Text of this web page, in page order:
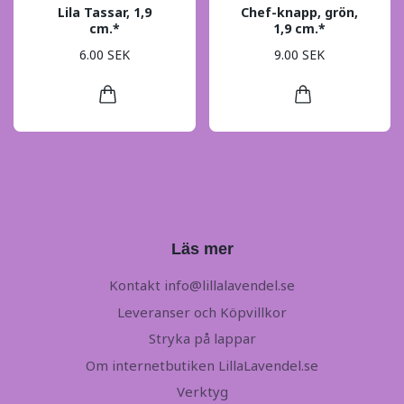
Lila Tassar, 1,9
cm.*
6.00 SEK
Chef-knapp, grön,
1,9 cm.*
9.00 SEK
Läs mer
Kontakt info@lillalavendel.se
Leveranser och Köpvillkor
Stryka på lappar
Om internetbutiken LillaLavendel.se
Verktyg